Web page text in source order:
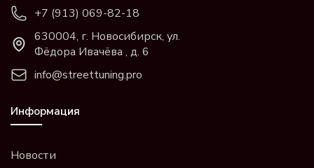
+7 (913) 069-82-18
630004, г. Новосибирск, ул.
Фёдора Ивачёва , д. 6
info@streettuning.pro
Информация
Новости